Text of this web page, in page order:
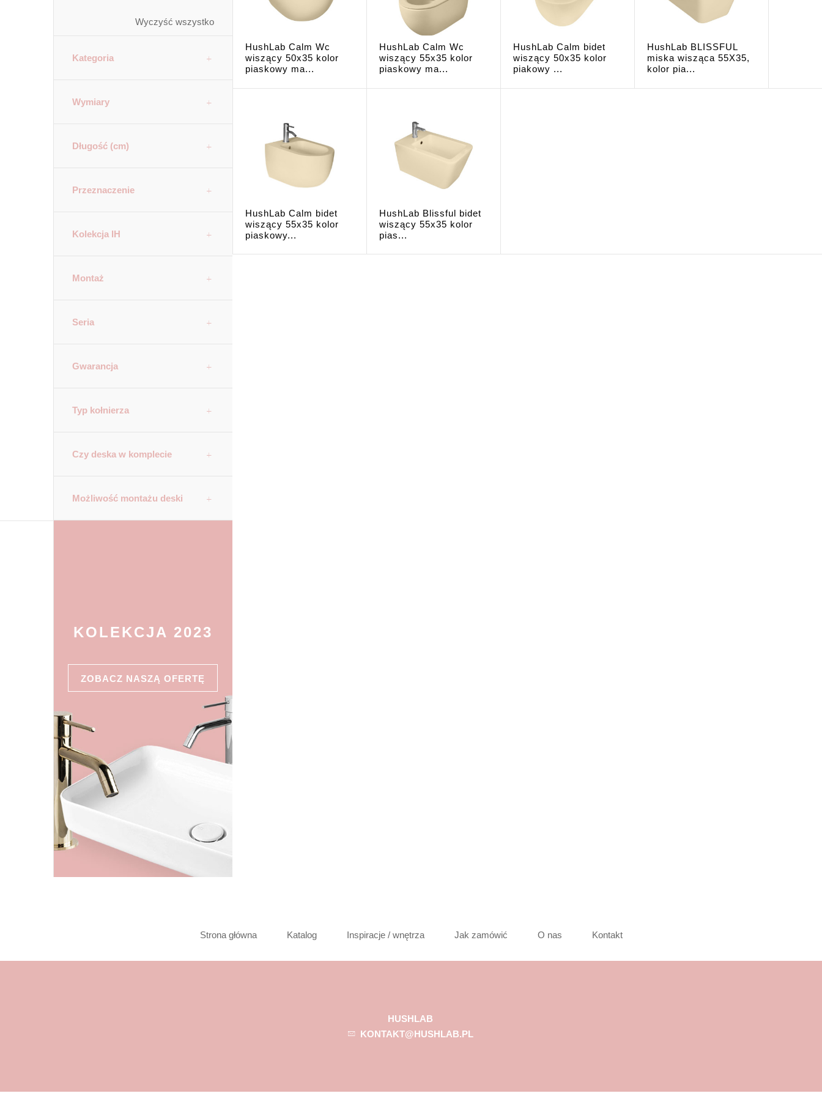
Wyczyść wszystko
Kategoria
Wymiary
Długość (cm)
Przeznaczenie
Kolekcja IH
Montaż
Seria
Gwarancja
Typ kołnierza
Czy deska w komplecie
Możliwość montażu deski
KOLEKCJA 2023
ZOBACZ NASZĄ OFERTĘ
HushLab Calm Wc
wiszący 50x35 kolor
piaskowy ma...
HushLab Calm Wc
wiszący 55x35 kolor
piaskowy ma...
HushLab Calm bidet
wiszący 50x35 kolor
piakowy ...
HushLab BLISSFUL
miska wisząca 55X35,
kolor pia...
HushLab Calm bidet
wiszący 55x35 kolor
piaskowy...
HushLab Blissful bidet
wiszący 55x35 kolor
pias...
Strona główna Katalog Inspiracje / wnętrza Jak zamówić O nas Kontakt
HUSHLAB
KONTAKT@HUSHLAB.PL